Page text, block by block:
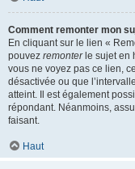
Comment remonter mon
En cliquant sur le lien «
pouvez remonterle sujet en
vous ne voyez pas ce lien,
désactivée ou que
atteint. Il est également
répondant. Néanmoins,
faisant.
Haut